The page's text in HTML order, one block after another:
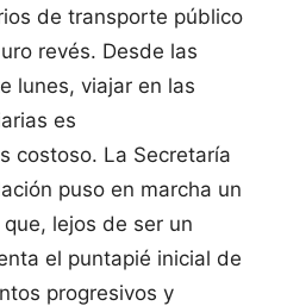
de transporte público
revés. Desde las
lunes, viajar en las
es
costoso. La Secretaría
puso en marcha un
lejos de ser un
el puntapié inicial de
progresivos y